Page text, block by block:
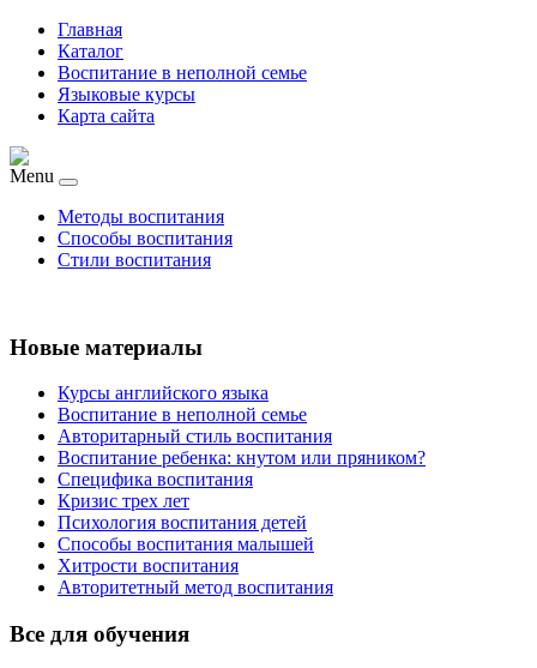
Главная
Каталог
Воспитание в неполной семье
Языковые курсы
Карта сайта
Menu
Методы воспитания
Способы воспитания
Стили воспитания
Новые материалы
Курсы английского языка
Воспитание в неполной семье
Авторитарный стиль воспитания
Воспитание ребенка: кнутом или пряником?
Специфика воспитания
Кризис трех лет
Психология воспитания детей
Способы воспитания малышей
Хитрости воспитания
Авторитетный метод воспитания
Все для обучения